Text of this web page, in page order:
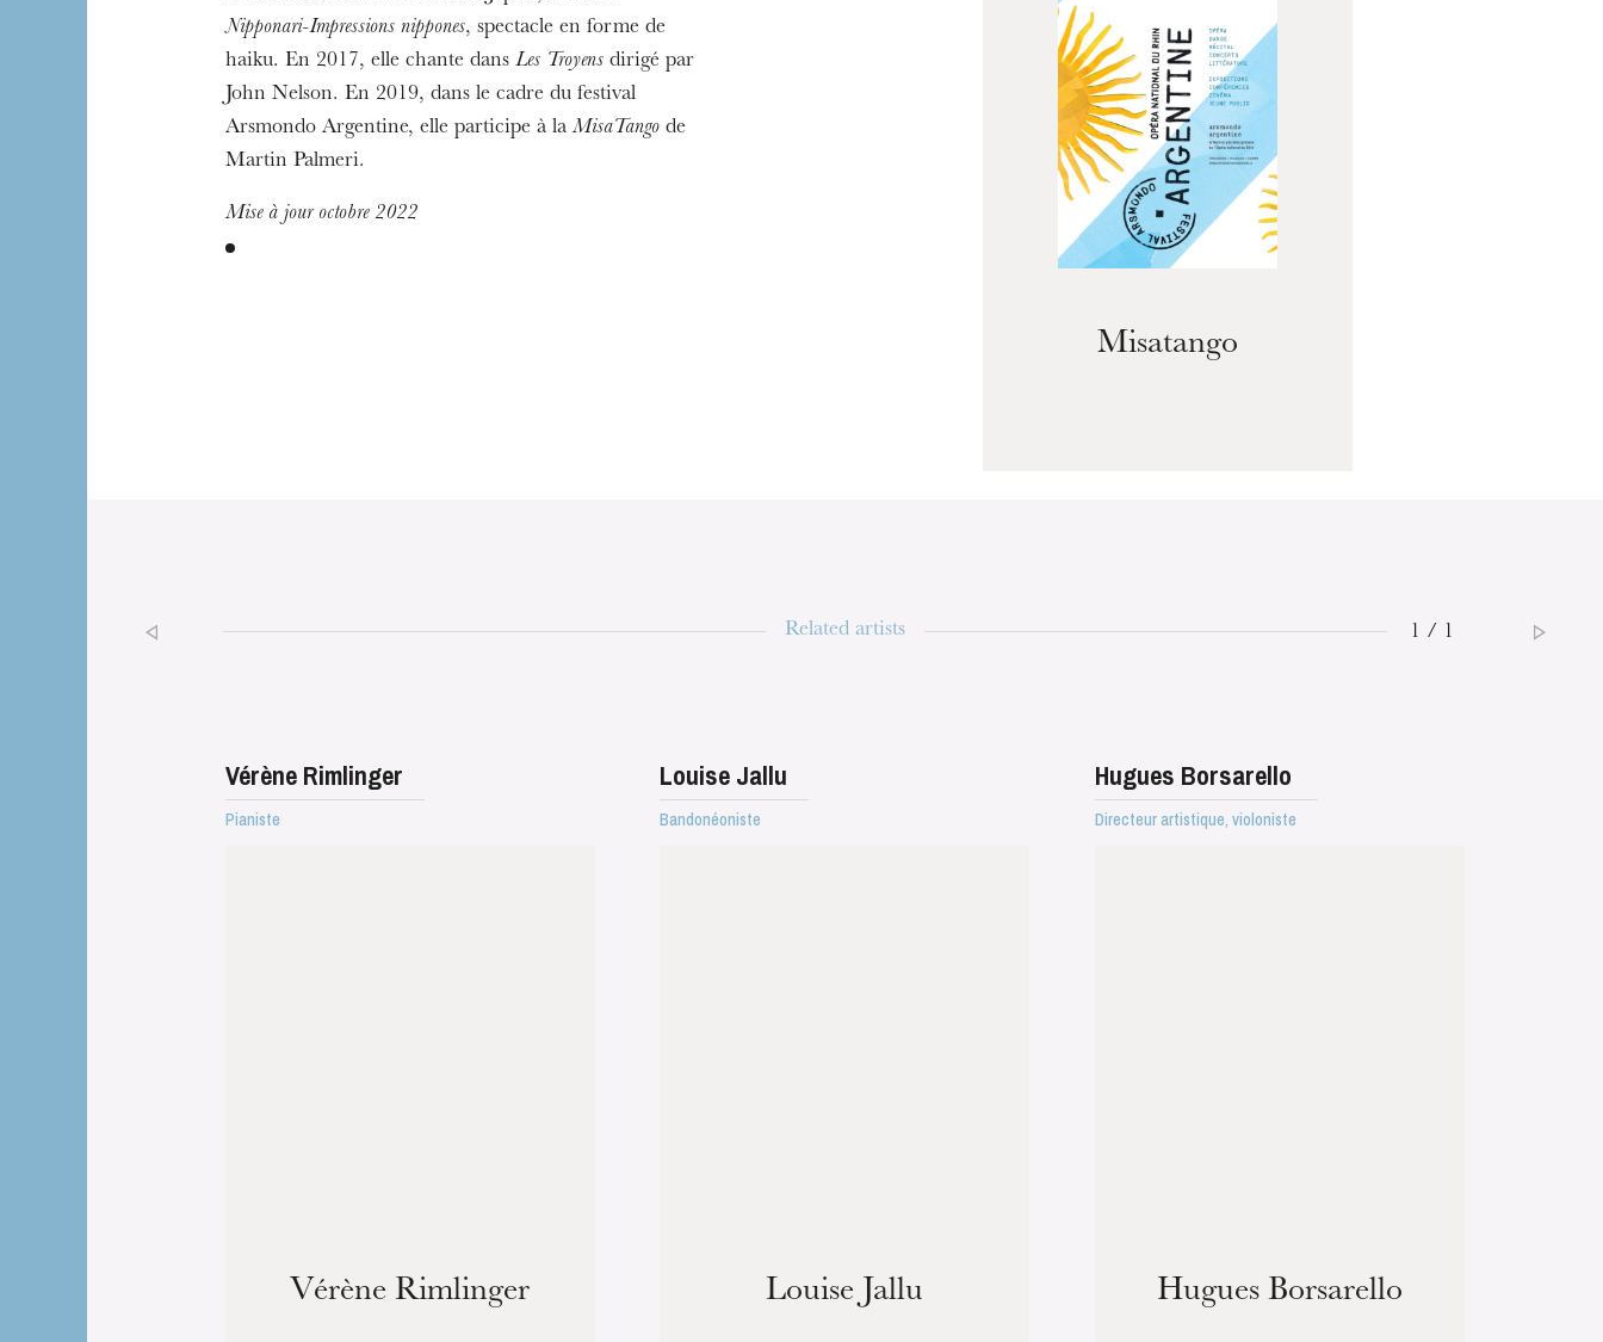
19 19
Nipponari-Impressions nippones, spectacle en forme de
haiku. En 2017, elle chante dans Les Troyensdirigé par
John Nelson. En 2019, dans le cadre du festival
Arsmondo Argentine, elle participe à laMisaTangode
Martin Palmeri.
Mise à jour octobre 2022
Misatango
Related artists 1 / 1
Vérène Rimlinger
Pianiste
Vérène Rimlinger
Louise Jallu
Bandonéoniste
Louise Jallu
Hugues Borsarello
Directeur artistique, violoniste
Hugues Borsarello